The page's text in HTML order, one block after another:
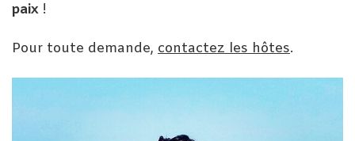
paix !
Pour toute demande, contactez les hôtes.